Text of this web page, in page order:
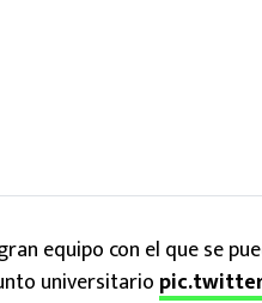
equipo con el que se
universitario